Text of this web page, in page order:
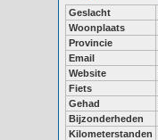
Geslacht
Woonplaats
Provincie
Email
Website
Fiets
Gehad
Bijzonderheden
Kilometerstanden